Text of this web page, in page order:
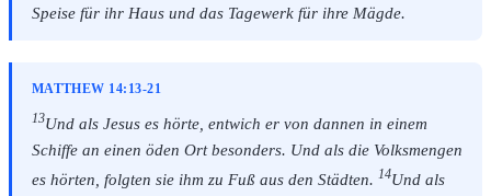
Speise für ihr Haus und das Tagewerk für ihre Mägde.
MATTHEW 14:13-21
13Und als Jesus es hörte, entwich er von dannen in einem
Schiffe an einen öden Ort besonders. Und als die Volksmengen
es hörten, folgten sie ihm zu Fuß aus den Städten. 14Und als